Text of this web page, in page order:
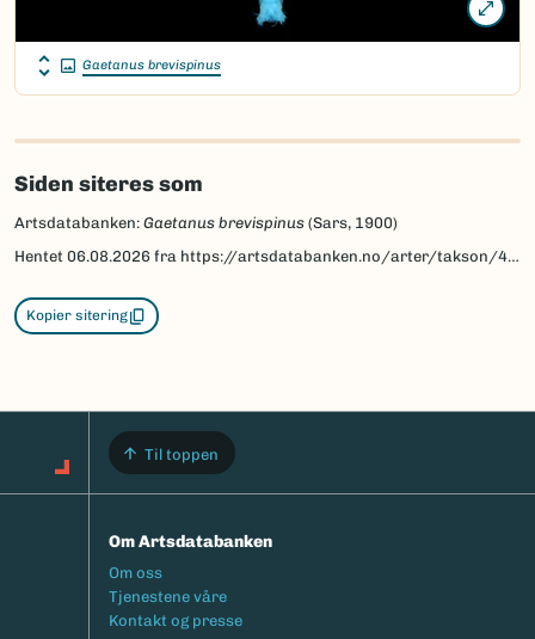
Gaetanus brevispinus
Siden siteres som
Artsdatabanken: Gaetanus brevispinus (Sars, 1900)
Hentet 06.08.2026 fra https://artsdatabanken.no/arter/takson/4612
Kopier sitering
Til toppen
Om Artsdatabanken
Footermeny
Om oss
Tjenestene våre
Kontakt og presse